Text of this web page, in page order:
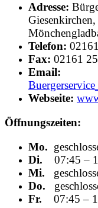
Adresse:
Telefon:
Fax: 02161
Email:
Webseite:
Öffnungszeiten:
Mo.
Di. 07:45 –
Mi.
Do.
Fr. 07:45 –